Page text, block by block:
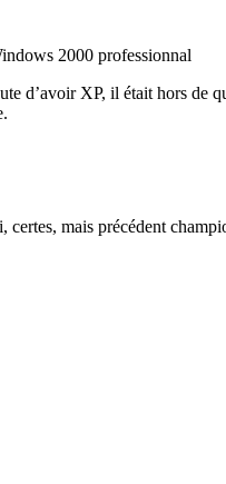
2000 professionnal
d’avoir XP, il était hors de
mais précédent